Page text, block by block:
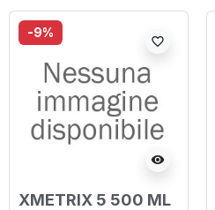
AMPIO SPETTRO
D'AZIONE 500 ML
-9%
visibility
favorite_border
XMETRIX 5 500 ML